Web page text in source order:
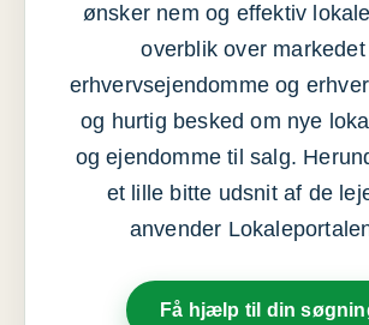
ønsker nem og effektiv
overblik over
erhvervsejendomme og
og hurtig besked om nye
og ejendomme til salg.
et lille bitte udsnit af de
anvender
Få hjælp til din